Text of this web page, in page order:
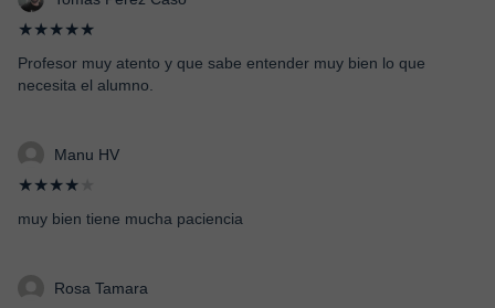
★★★★★
Profesor muy atento y que sabe entender muy bien lo que
necesita el alumno.
Manu HV
★★★★
muy bien tiene mucha paciencia
Rosa Tamara